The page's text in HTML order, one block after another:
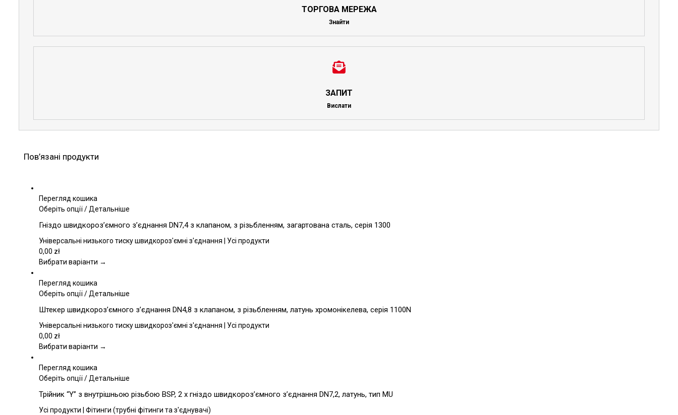
ТОРГОВА МЕРЕЖА
Знайти
ЗАПИТ
Вислати
Пов’язані продукти
Перегляд кошика
Оберіть опції Цей
має
кілька
Параметри
вибрати
на
товару
/Детальніше
Гніздо швидкороз’ємного з’єднання DN7,4 з клапаном, з різьбленням, загартована сталь, серія 1300
Універсальні низького тиску швидкороз'ємні з'єднання | Усі продукти
0,00 zł
Вибрати варіанти →
Перегляд кошика
Оберіть опції Цей
має
кілька
Параметри
вибрати
на
товару
/Детальніше
Штекер швидкороз’ємного з’єднання DN4,8 з клапаном, з різьбленням, латунь хромонікелева, серія 1100N
Універсальні низького тиску швидкороз'ємні з'єднання | Усі продукти
0,00 zł
Вибрати варіанти →
Перегляд кошика
Оберіть опції Цей
має
кілька
/Детальніше
Трійник “Y” з внутрішньою різьбою BSP, 2 x гніздо швидкороз’ємного з’єднання DN7,2, латунь, тип MU
Усі продукти | Фітинги (трубні фітинги та з'єднувачі)